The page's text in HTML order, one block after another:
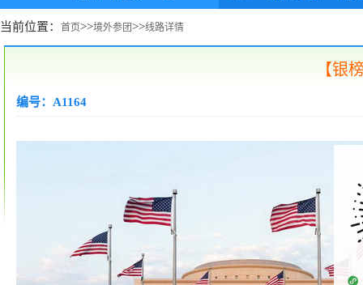
当前位置： 首页>>境外参团>>线路详情
【银
编号：A1164